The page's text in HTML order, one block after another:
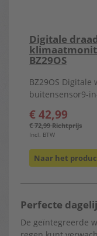
Digitale
BZ29OS
BZ29OS
buitensensor9-
€ 42,99
€ 72,99 Richtprijs
Incl. BTW
Naar het
Perfecte
De geïntegreerde